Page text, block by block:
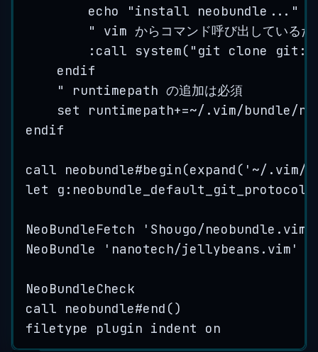
echo
"install neobundle... "
"
vim からコマンド呼び出してい
: call system( " git clone git://
endif
"
runtimepath の追加は必須
set
runtimepath+=~/ . vim/bundle/
endif
call neobundle#begin(expand ( ' ~/.vim/
let
g : neobundle_default_git_protocol
NeoBundleFetch ' Shougo/neobundle.vim
NeoBundle
' nanotech/jellybeans.vim '
NeoBundleCheck
call
neobundle#end ()
filetype
plugin indent on